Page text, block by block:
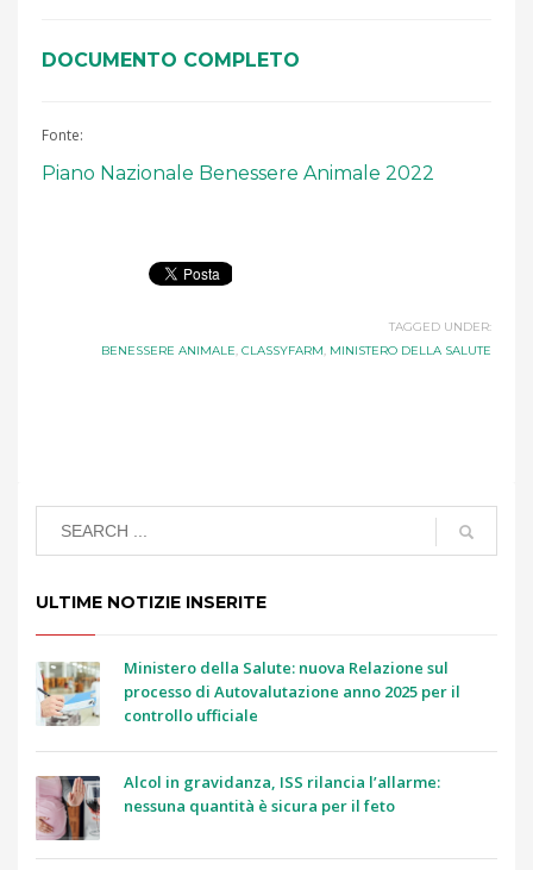
DOCUMENTO COMPLETO
Fonte:
Piano Nazionale Benessere Animale 2022
TAGGED UNDER:
BENESSERE ANIMALE, CLASSYFARM, MINISTERO DELLA SALUTE
ULTIME NOTIZIE INSERITE
Ministero della Salute: nuova Relazione sul
processo di Autovalutazione anno 2025 per il
controllo ufficiale
Alcol in gravidanza, ISS rilancia l’allarme:
nessuna quantità è sicura per il feto